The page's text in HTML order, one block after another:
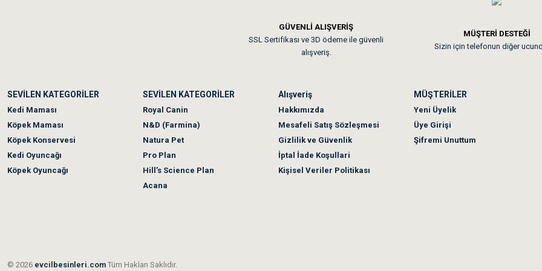
Akşam verdiğim sipariş bir sonraki gün elime ulaştı. Jack russell köpeğim severek yedi. Tüy
GÜVENLİ ALIŞVERİŞ
SSL Sertifikası ve 3D ödeme ile güvenli
alışveriş.
MÜŞTERİ DESTEĞİ
Sizin için telefonun diğer
SEVİLEN KATEGORİLER
Kedi Maması
Köpek Maması
Köpek Konservesi
Kedi Oyuncağı
Köpek Oyuncağı
SEVİLEN KATEGORİLER
Royal Canin
N&D (Farmina)
Natura Pet
Pro Plan
Hill’s Science Plan
Acana
Alışveriş
Hakkımızda
Mesafeli Satış Sözleşmesi
Gizlilik ve Güvenlik
İptal İade Koşullari
Kişisel Veriler Politikası
MÜŞTERİLER
Yeni Üyelik
Üye Girişi
Şifremi Unuttum
© 2026 evcilbesinleri.com Tüm Hakları Saklıdır.